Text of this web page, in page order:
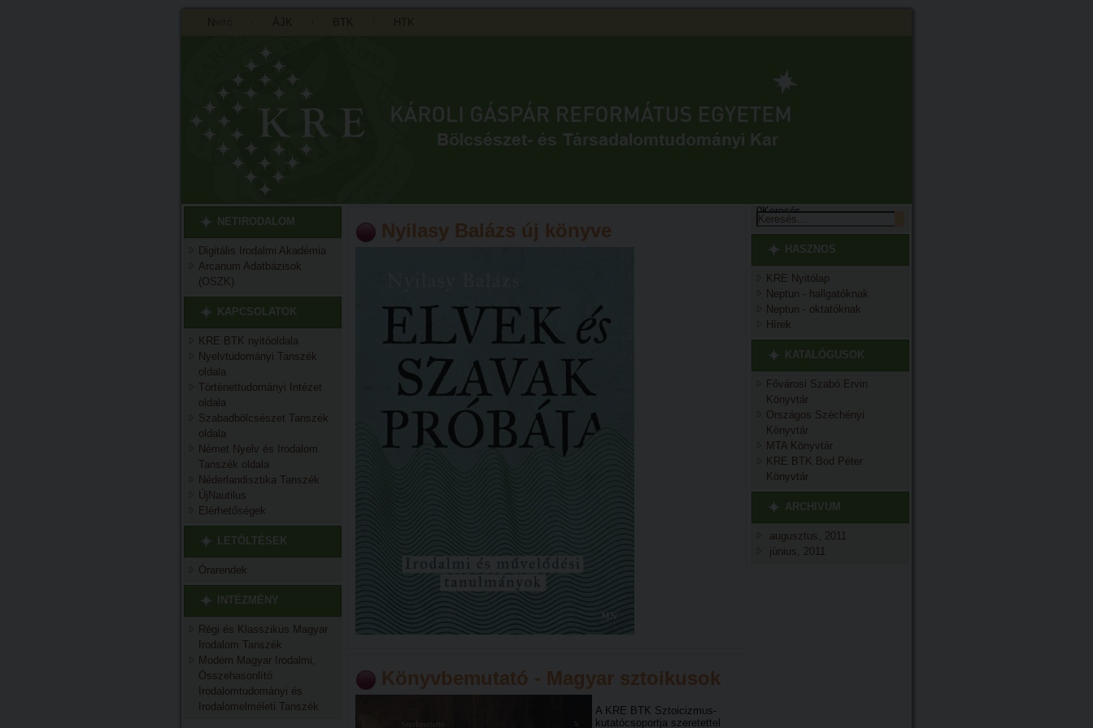
NETIRODALOM
Digitális Irodalmi Akadémia
Arcanum Adatbázisok
(OSZK)
KAPCSOLATOK
KRE BTK nyitóoldala
Nyelvtudományi Tanszék
oldala
Történettudományi Intézet
oldala
Szabadbölcsészet Tanszék
oldala
Német Nyelv és Irodalom
Tanszék oldala
Néderlandisztika Tanszék
ÚjNautilus
Elérhetőségek
LETÖLTÉSEK
Órarendek
INTÉZMÉNY
Régi és Klasszikus Magyar
Irodalom Tanszék
Modern Magyar Irodalmi,
Összehasonlító
Irodalomtudományi és
Irodalomelméleti Tanszék
Nyilasy Balázs új könyve
Könyvbemutató - Magyar sztoikusok
A KRE BTK Sztoicizmus-
kutatócsoportja szeretettel
0Keresés...
HASZNOS
KRE Nyitólap
Neptun - hallgatóknak
Neptun - oktatóknak
Hírek
KATALÓGUSOK
Fővárosi Szabó Ervin
Könyvtár
Országos Széchényi
Könyvtár
MTA Könyvtár
KRE BTK Bod Péter
Könyvtár
ARCHIVUM
augusztus, 2011
június, 2011